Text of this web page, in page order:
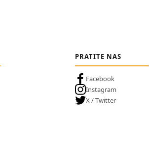
PRATITE NAS
Facebook
Instagram
X / Twitter